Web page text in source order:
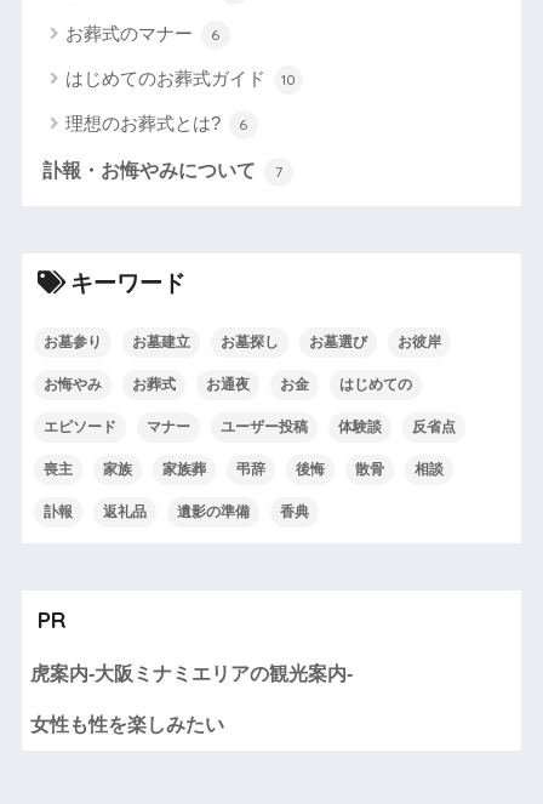
お葬式のマナー 6
はじめてのお葬式ガイド 10
理想のお葬式とは? 6
訃報・お悔やみについて 7
キーワード
お墓参り お墓建立 お墓探し お墓選び お彼岸
お悔やみ お葬式 お通夜 お金 はじめての
エピソード マナー ユーザー投稿 体験談 反省点
喪主 家族 家族葬 弔辞 後悔 散骨 相談
訃報 返礼品 遺影の準備 香典
PR
虎案内-大阪ミナミエリアの観光案内-
女性も性を楽しみたい